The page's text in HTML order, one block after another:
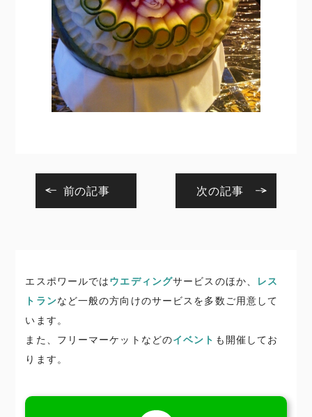
前の記事 次の記事
エスポワールではウエディングサービスのほか、 レス
トランなど一般の方向けのサービスを多数ご用意して
います。
また、フリーマーケットなどのイベント も開催してお
ります。